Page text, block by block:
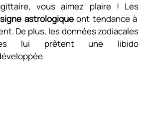
vous aimez plaire ! Les
astrologiqueont tendance à
De plus, les données zodiacales
lui prêtent une libido